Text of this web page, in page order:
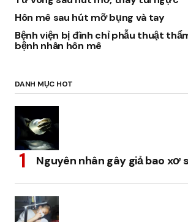
Hôn mê sau hút mỡ bụng và tay
Bệnh viện bị đình chỉ phẫu thuật
bệnh nhân hôn mê
DANH MỤC HOT
Nguyên nhân gây giả bao xơ